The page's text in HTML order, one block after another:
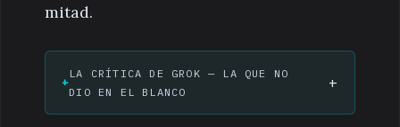
mitad.
LA CRÍTICA DE GROK — LA QUE NO
DIO EN EL BLANCO
+